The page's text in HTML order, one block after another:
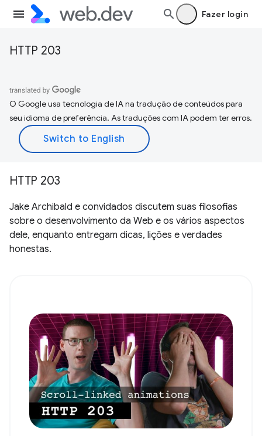
Fazer login
HTTP 203
O Google usa tecnologia de IA na tradução de conteúdos para
seu idioma de preferência. As traduções com IA podem ter erros.
HTTP 203
Jake Archibald e convidados discutem suas filosofias
sobre o desenvolvimento da Web e os vários aspectos
dele, enquanto entregam dicas, lições e verdades
honestas.